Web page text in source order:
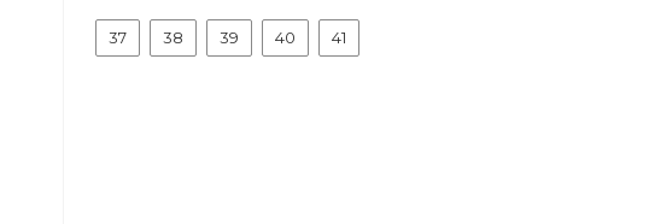
37 38 39 40 41